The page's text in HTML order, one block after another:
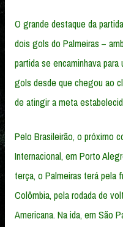
O grande destaque da
dois gols do Palmeiras –
partida se encaminhava
gols desde que chegou ao
de atingir a meta
Pelo Brasileirão, o próximo
Internacional, em Porto
terça, o Palmeiras terá pela
Colômbia, pela rodada de
Americana. Na ida, em São